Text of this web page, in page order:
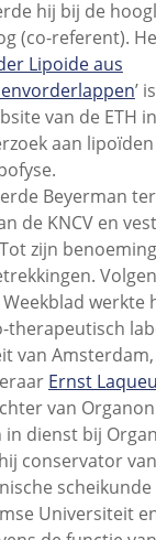
hij bij de
(co-referent).
Lipoide aus
’
van de ETH
aan
Beyerman
de KNCV en
zijn
werkte
therapeutisch
van
Ernst
van
in dienst bij
conservator
scheikunde
Universiteit